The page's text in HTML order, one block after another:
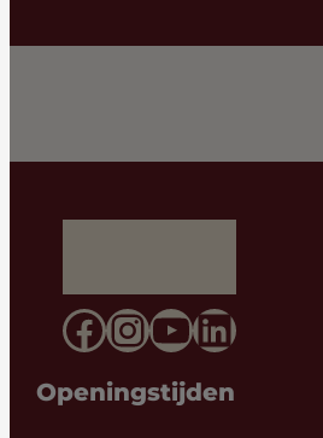
Facebook
Instagram
YouTube
Openingstijden